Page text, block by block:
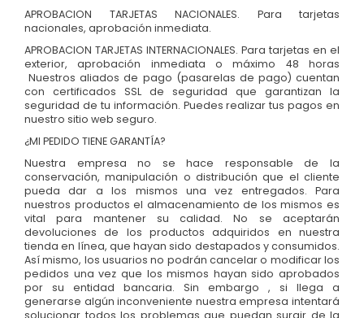
APROBACION TARJETAS NACIONALES. Para tarjetas
nacionales, aprobación inmediata.
APROBACION TARJETAS INTERNACIONALES. Para tarjetas en el
exterior, aprobación inmediata o máximo 48 horas
Nuestros aliados de pago (pasarelas de pago) cuentan
con certificados SSL de seguridad que garantizan la
seguridad de tu información. Puedes realizar tus pagos en
nuestro sitio web seguro.
¿MI PEDIDO TIENE GARANTÍA?
Nuestra empresa no se hace responsable de la
conservación, manipulación o distribución que el cliente
pueda dar a los mismos una vez entregados. Para
nuestros productos el almacenamiento de los mismos es
vital para mantener su calidad. No se aceptarán
devoluciones de los productos adquiridos en nuestra
tienda en línea, que hayan sido destapados y consumidos.
Así mismo, los usuarios no podrán cancelar o modificar los
pedidos una vez que los mismos hayan sido aprobados
por su entidad bancaria. Sin embargo , si llega a
generarse algún inconveniente nuestra empresa intentará
solucionar todos los problemas que puedan surgir de la